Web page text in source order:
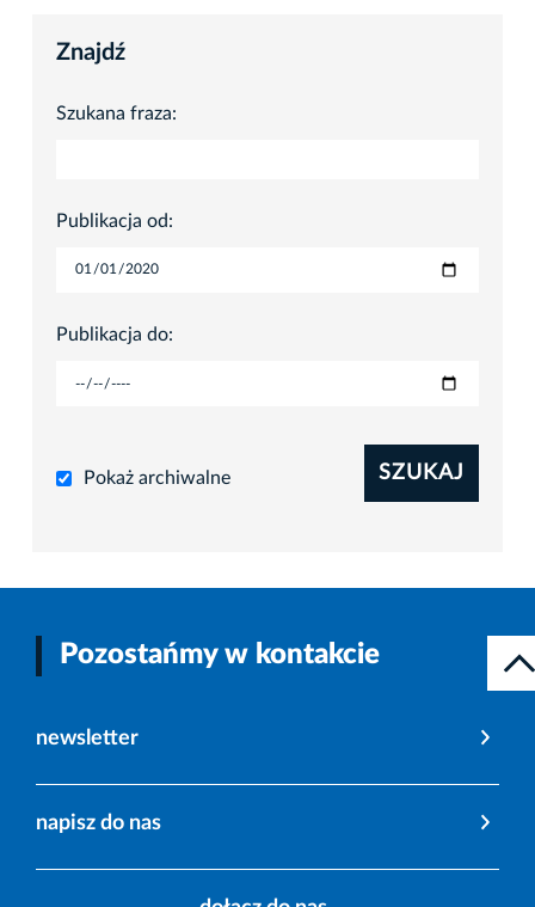
Znajdź
Szukana fraza:
Publikacja od:
Publikacja do:
Pokaż archiwalne SZUKAJ
Pozostańmy w kontakcie
newsletter
napisz do nas